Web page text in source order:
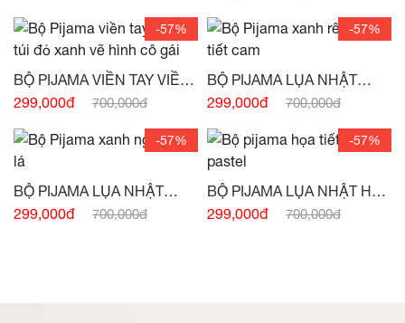
-57%
BỘ PIJAMA VIỀN TAY VIỀN
TÚI ĐỎ XANH VẼ HÌNH CÔ
299,000đ 700,000đ
-57%
BỘ PIJAMA LỤA NHẬT
XANH RÊU HỌA TIẾT CAM
299,000đ 700,000đ
-57%
BỘ PIJAMA LỤA NHẬT
299,000đ 700,000đ
-57%
BỘ PIJAMA LỤA NHẬT HỌA
TIẾT TRẮNG HỒNG
299,000đ 700,000đ